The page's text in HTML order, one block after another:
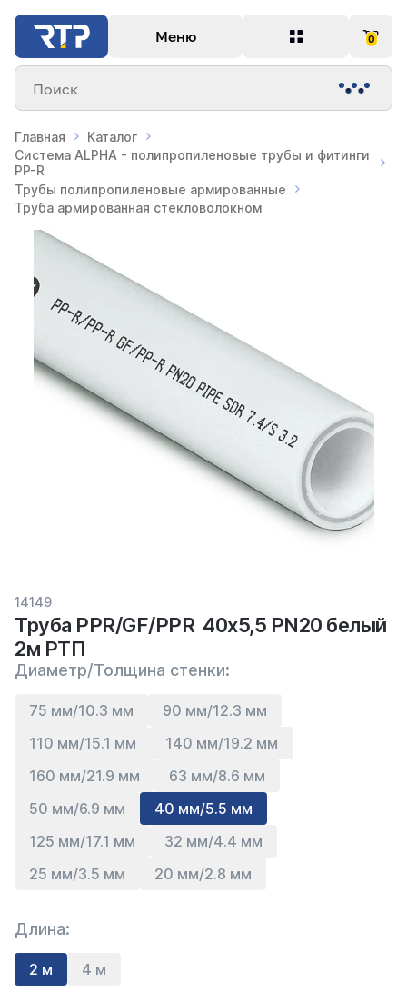
Меню 0
Поиск
Главная
Каталог
Система ALPHA - полипропиленовые трубы и фитинги
PP-R
Трубы полипропиленовые армированные
Труба армированная стекловолокном
14149
Труба PPR/GF/PPR 40х5,5 PN20 белый
2м РТП
Диаметр/Толщина стенки:
75 мм/10.3 мм
90 мм/12.3 мм
110 мм/15.1 мм
140 мм/19.2 мм
160 мм/21.9 мм
63 мм/8.6 мм
50 мм/6.9 мм
40 мм/5.5 мм
125 мм/17.1 мм
32 мм/4.4 мм
25 мм/3.5 мм
20 мм/2.8 мм
Длина:
2 м 4 м